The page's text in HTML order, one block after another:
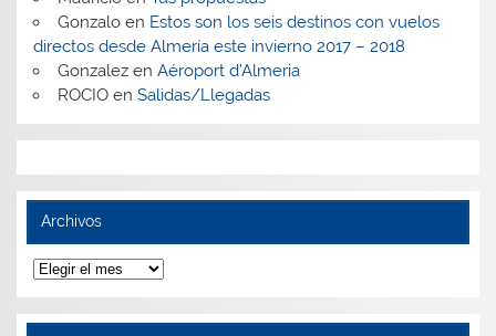
Gonzaloen Estos son los seis destinos con vuelos
directos desde Almería este invierno 2017 – 2018
Gonzalezen Aéroport d’Almeria
ROCIOen Salidas/Llegadas
Archivos
Archivos